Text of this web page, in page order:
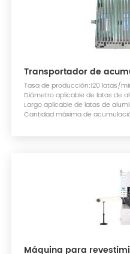
Transportador de
Tasa de producción:120 latas/
Diámetro aplicable de latas de
Largo aplicable de latas de
Cantidad máxima de
Máquina para